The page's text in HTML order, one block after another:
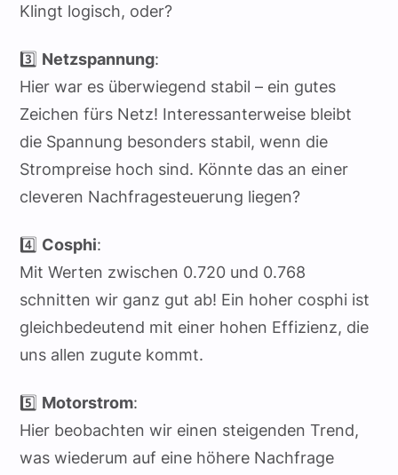
Klingt logisch, oder?
3️⃣ Netzspannung:
Hier war es überwiegend stabil – ein gutes
Zeichen fürs Netz! Interessanterweise bleibt
die Spannung besonders stabil, wenn die
Strompreise hoch sind. Könnte das an einer
cleveren Nachfragesteuerung liegen?
4️⃣ Cosphi:
Mit Werten zwischen 0.720 und 0.768
schnitten wir ganz gut ab! Ein hoher cosphi ist
gleichbedeutend mit einer hohen Effizienz, die
uns allen zugute kommt.
5️⃣ Motorstrom:
Hier beobachten wir einen steigenden Trend,
was wiederum auf eine höhere Nachfrage